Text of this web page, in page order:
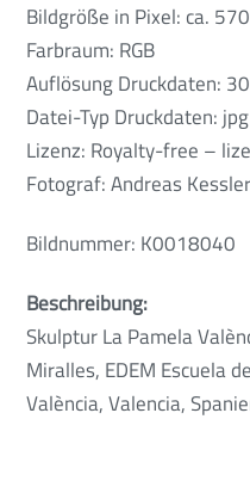
Bildgröße in Pixel: ca.
Farbraum: RGB
Auflösung Druckdaten:
Datei-Typ Druckdaten: jpg
Lizenz: Royalty-free –
Fotograf: Andreas Kessler
Bildnummer: K0018040
Beschreibung:
Skulptur La Pamela
Miralles, EDEM Escuela
València, Valencia,